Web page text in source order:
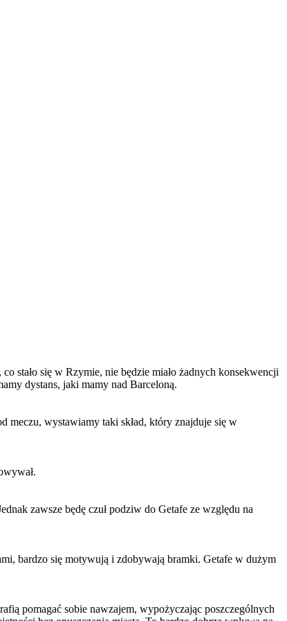
stało się w Rzymie, nie będzie miało żadnych konsekwencji
dystans, jaki mamy nad Barceloną.
meczu, wystawiamy taki skład, który znajduje się w
zawsze będę czuł podziw do Getafe ze względu na
bardzo się motywują i zdobywają bramki. Getafe w dużym
pomagać sobie nawzajem, wypożyczając poszczególnych